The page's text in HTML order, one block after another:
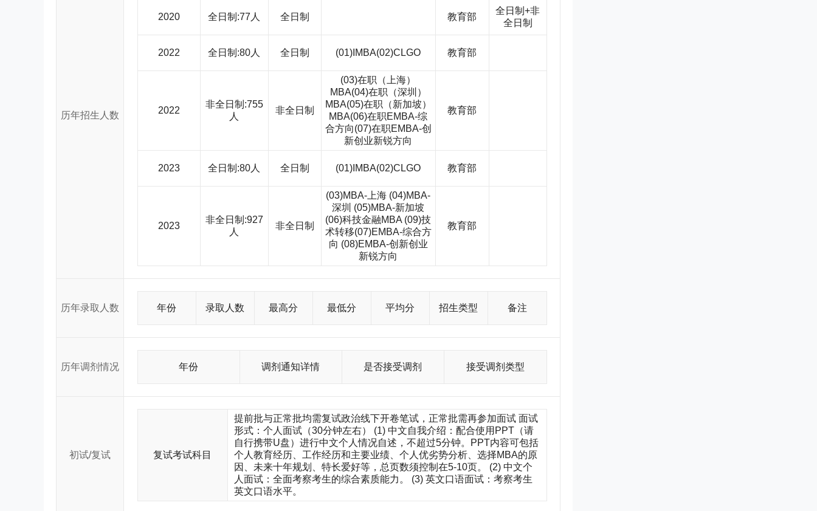
历年招生人数
2020 全日制:77人 全日制 教育部
全日制+非
全日制
2022 全日制:80人 全日制 (01)IMBA(02)CLGO 教育部
2022
非全日制:755
人
非全日制
(03)在职（上海）
MBA(04)在职（深圳）
MBA(05)在职（新加坡）
MBA(06)在职EMBA-综
合方向(07)在职EMBA-创
新创业新锐方向
教育部
2023 全日制:80人 全日制 (01)IMBA(02)CLGO 教育部
2023
非全日制:927
人
非全日制
(03)MBA-上海 (04)MBA-
深圳 (05)MBA-新加坡
(06)科技金融MBA (09)技
术转移(07)EMBA-综合方
向 (08)EMBA-创新创业
新锐方向
教育部
历年录取人数 年份 录取人数 最高分 最低分 平均分 招生类型 备注
历年调剂情况 年份 调剂通知详情 是否接受调剂 接受调剂类型
初试/复试 复试考试科目
提前批与正常批均需复试政治线下开卷笔试，正常批需再参加面试 面试
形式：个人面试（30分钟左右） (1) 中文自我介绍：配合使用PPT（请
自行携带U盘）进行中文个人情况自述，不超过5分钟。PPT内容可包括
个人教育经历、工作经历和主要业绩、个人优劣势分析、选择MBA的原
因、未来十年规划、特长爱好等，总页数须控制在5-10页。 (2) 中文个
人面试：全面考察考生的综合素质能力。 (3) 英文口语面试：考察考生
英文口语水平。